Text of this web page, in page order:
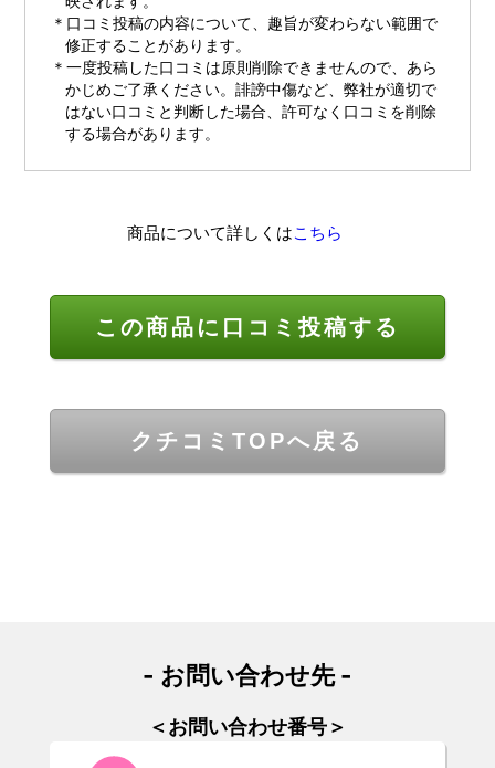
口コミ投稿の内容について、趣旨が変わらない範囲で
修正することがあります。
一度投稿した口コミは原則削除できませんので、あら
かじめご了承ください。誹謗中傷など、弊社が適切で
はない口コミと判断した場合、許可なく口コミを削除
する場合があります。
商品について詳しくはこちら
この商品に口コミ投稿する
クチコミTOPへ戻る
- お問い合わせ先 -
＜お問い合わせ番号＞